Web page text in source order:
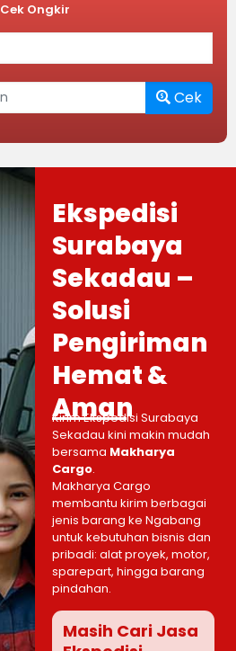
Cek Ongkir
Cek
Ekspedisi
Surabaya
Sekadau –
Solusi
Pengiriman
Hemat &
Aman
Kirim Ekspedisi Surabaya
Sekadau kini makin mudah
bersama Makharya
Cargo.
Makharya Cargo
membantu kirim berbagai
jenis barang ke Ngabang
untuk kebutuhan bisnis dan
pribadi: alat proyek, motor,
sparepart, hingga barang
pindahan.
Masih Cari Jasa